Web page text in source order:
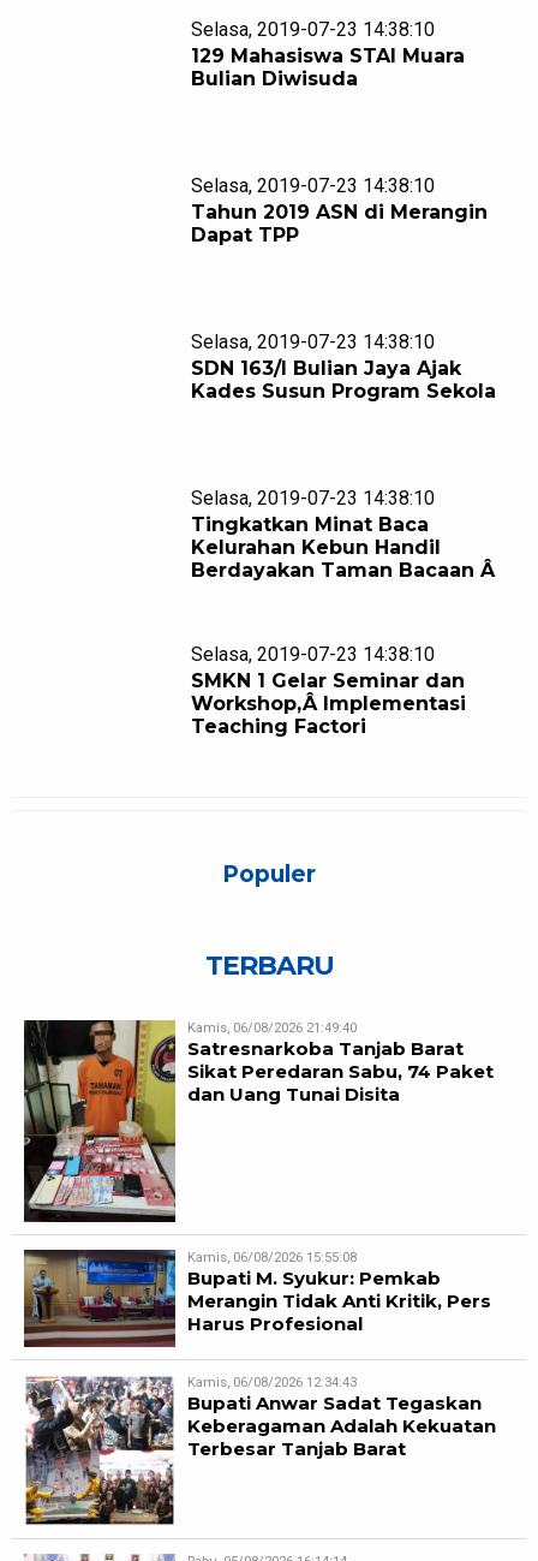
Selasa, 2019-07-23 14:38:10
129 Mahasiswa STAI Muara
Bulian Diwisuda
Selasa, 2019-07-23 14:38:10
Tahun 2019 ASN di Merangin
Dapat TPP
Selasa, 2019-07-23 14:38:10
SDN 163/I Bulian Jaya Ajak
Kades Susun Program Sekola
Selasa, 2019-07-23 14:38:10
Tingkatkan Minat Baca
Kelurahan Kebun Handil
Berdayakan Taman Bacaan Â
Selasa, 2019-07-23 14:38:10
SMKN 1 Gelar Seminar dan
Workshop,Â Implementasi
Teaching Factori
Populer
TERBARU
Kamis, 06/08/2026 21:49:40
Satresnarkoba Tanjab Barat
Sikat Peredaran Sabu, 74 Paket
dan Uang Tunai Disita
Kamis, 06/08/2026 15:55:08
Bupati M. Syukur: Pemkab
Merangin Tidak Anti Kritik, Pers
Harus Profesional
Kamis, 06/08/2026 12:34:43
Bupati Anwar Sadat Tegaskan
Keberagaman Adalah Kekuatan
Terbesar Tanjab Barat